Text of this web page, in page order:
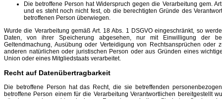
Die betroffene Person hat Widerspruch gegen die Verarbeitung gem.
und es steht noch nicht fest, ob die berechtigten Gründe des
betroffenen Person überwiegen.
Wurde die Verarbeitung gemäß Art. 18 Abs. 1 DSGVO eingeschränkt, so
Daten, von ihrer Speicherung abgesehen, nur mit Einwilligung der
Geltendmachung, Ausübung oder Verteidigung von Rechtsansprüchen oder
anderen natürlichen oder juristischen Person oder aus Gründen eines
Union oder eines Mitgliedstaats verarbeitet.
Recht auf Datenübertragbarkeit
Die betroffene Person hat das Recht, die sie betreffenden
betroffene Person einem für die Verarbeitung Verantwortlichen bereitgestellt